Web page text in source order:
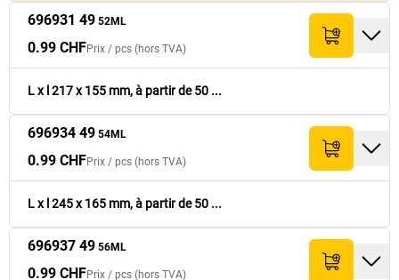
696931 49 52ML
0.99 CHF
696937 49 56ML 270
0.99 CHF
696940 49 58ML 215 302
1.50 CHF 37.50 CHF
62ML
2.- CHF
696931 49 52ML
0.99 CHFPrix / pcs (hors TVA)
L x l 217 x 155 mm, à partir de 50 ...
696934 49 54ML
0.99 CHFPrix / pcs (hors TVA)
L x l 245 x 165 mm, à partir de 50 ...
696937 49 56ML
0.99 CHFPrix / pcs (hors TVA)